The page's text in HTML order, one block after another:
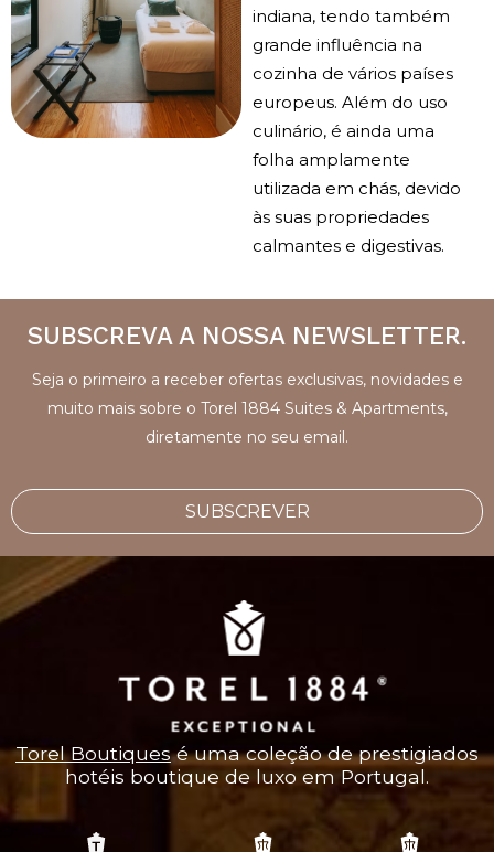
indiana, tendo também
grande influência na
cozinha de vários países
europeus. Além do uso
culinário, é ainda uma
folha amplamente
utilizada em chás, devido
às suas propriedades
calmantes e digestivas.
SUBSCREVA A NOSSA NEWSLETTER.
Seja o primeiro a receber ofertas exclusivas, novidades e
muito mais sobre o Torel 1884 Suites & Apartments,
diretamente no seu email.
SUBSCREVER
Torel Boutiquesé uma coleção de prestigiados
hotéis boutique de luxo em Portugal.